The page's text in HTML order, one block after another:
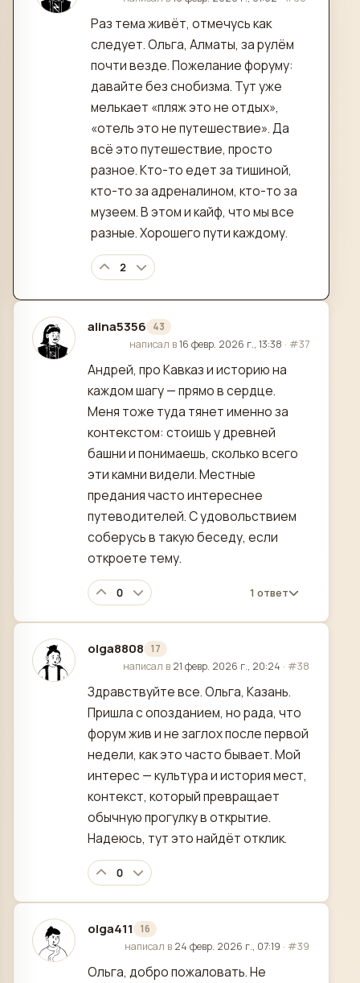
Раз тема живёт, отмечусь как
следует. Ольга, Алматы, за рулём
почти везде. Пожелание форуму:
давайте без снобизма. Тут уже
мелькает «пляж это не отдых»,
«отель это не путешествие». Да
всё это путешествие, просто
разное. Кто-то едет за тишиной,
кто-то за адреналином, кто-то за
музеем. В этом и кайф, что мы все
разные. Хорошего пути каждому.
2
alina5356 43
отредактировано
написал в16 февр. 2026 г., 13:38 · #37
Андрей, про Кавказ и историю на
каждом шагу — прямо в сердце.
Меня тоже туда тянет именно за
контекстом: стоишь у древней
башни и понимаешь, сколько всего
эти камни видели. Местные
предания часто интереснее
путеводителей. С удовольствием
соберусь в такую беседу, если
откроете тему.
0 1 ответ
olga8808 17
отредактировано
написал в 21 февр. 2026 г., 20:24 · #38
Здравствуйте все. Ольга, Казань.
Пришла с опозданием, но рада, что
форум жив и не заглох после первой
недели, как это часто бывает. Мой
интерес — культура и история мест,
контекст, который превращает
обычную прогулку в открытие.
Надеюсь, тут это найдёт отклик.
0
olga411 16
отредактировано
написал в 24 февр. 2026 г., 07:19 · #39
Ольга, добро пожаловать. Не